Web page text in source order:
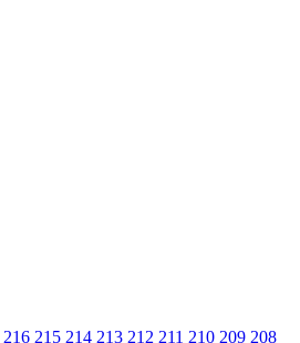
216 215 214 213 212 211 210 209 208